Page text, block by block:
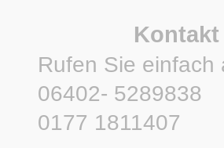
Kontakt
Rufen Sie einfach
06402- 5289838
0177 1811407